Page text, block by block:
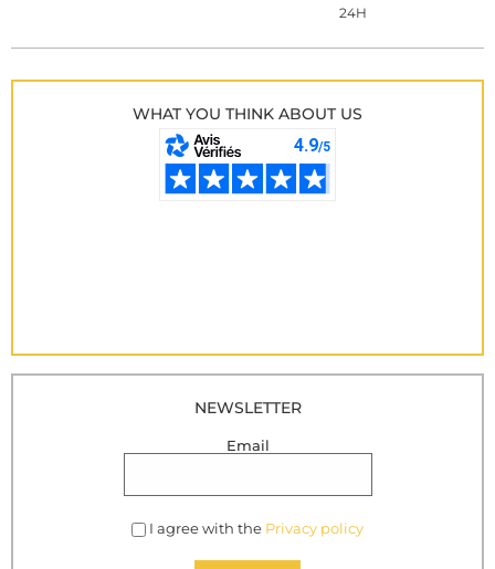
24H
WHAT YOU THINK ABOUT US
NEWSLETTER
Email
I agree with the Privacy policy